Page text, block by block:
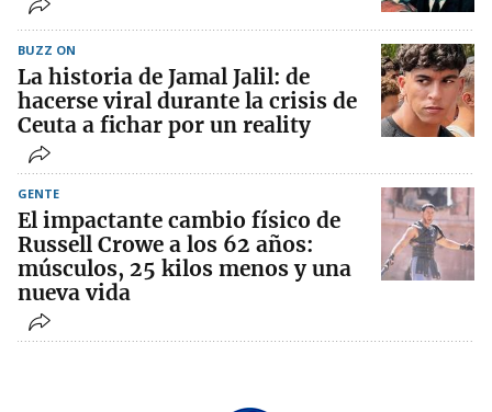
BUZZ ON
La historia de Jamal Jalil: de
hacerse viral durante la crisis de
Ceuta a fichar por un reality
GENTE
El impactante cambio físico de
Russell Crowe a los 62 años:
músculos, 25 kilos menos y una
nueva vida